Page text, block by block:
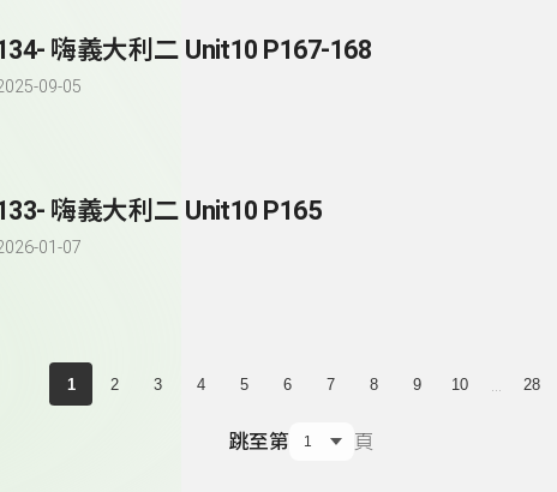
嗨義大利二 Unit10 P167-168
09-05
嗨義大利二 Unit10 P165
01-07
1 2 3 4 5 6 7 8 9 10 28
跳至第 頁